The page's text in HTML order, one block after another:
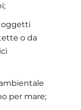
oggetti
o da
per mare;